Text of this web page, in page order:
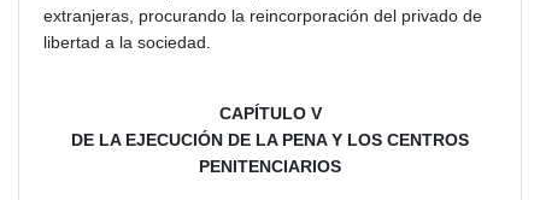
extranjeras, procurando la reincorporación del privado de
libertad a la sociedad.
CAPÍTULO V
DE LA EJECUCIÓN DE LA PENA Y LOS CENTROS
PENITENCIARIOS